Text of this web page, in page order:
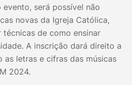
evento, será possível não
novas da Igreja Católica,
técnicas de como ensinar
A inscrição dará direito a
as letras e cifras das músicas
2024.